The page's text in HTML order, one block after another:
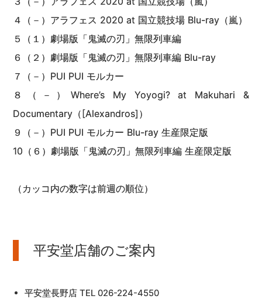
４（－）アラフェス 2020 at 国立競技場 Blu-ray（嵐）
５（１）劇場版「鬼滅の刃」無限列車編
６（２）劇場版「鬼滅の刃」無限列車編 Blu-ray
７（－）PUI PUI モルカー
８（－）Where’s My Yoyogi? at Makuhari &
Documentary（[Alexandros]）
９（－）PUI PUI モルカー Blu-ray 生産限定版
10（６）劇場版「鬼滅の刃」無限列車編 生産限定版
（カッコ内の数字は前週の順位）
平安堂店舗のご案内
平安堂長野店 TEL 026-224-4550